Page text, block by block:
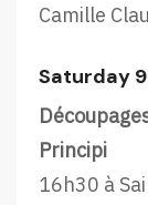
Camille
Saturday
Principi
16h30 à